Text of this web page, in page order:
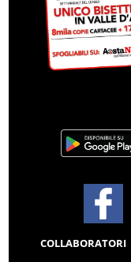
COLLABORATORI